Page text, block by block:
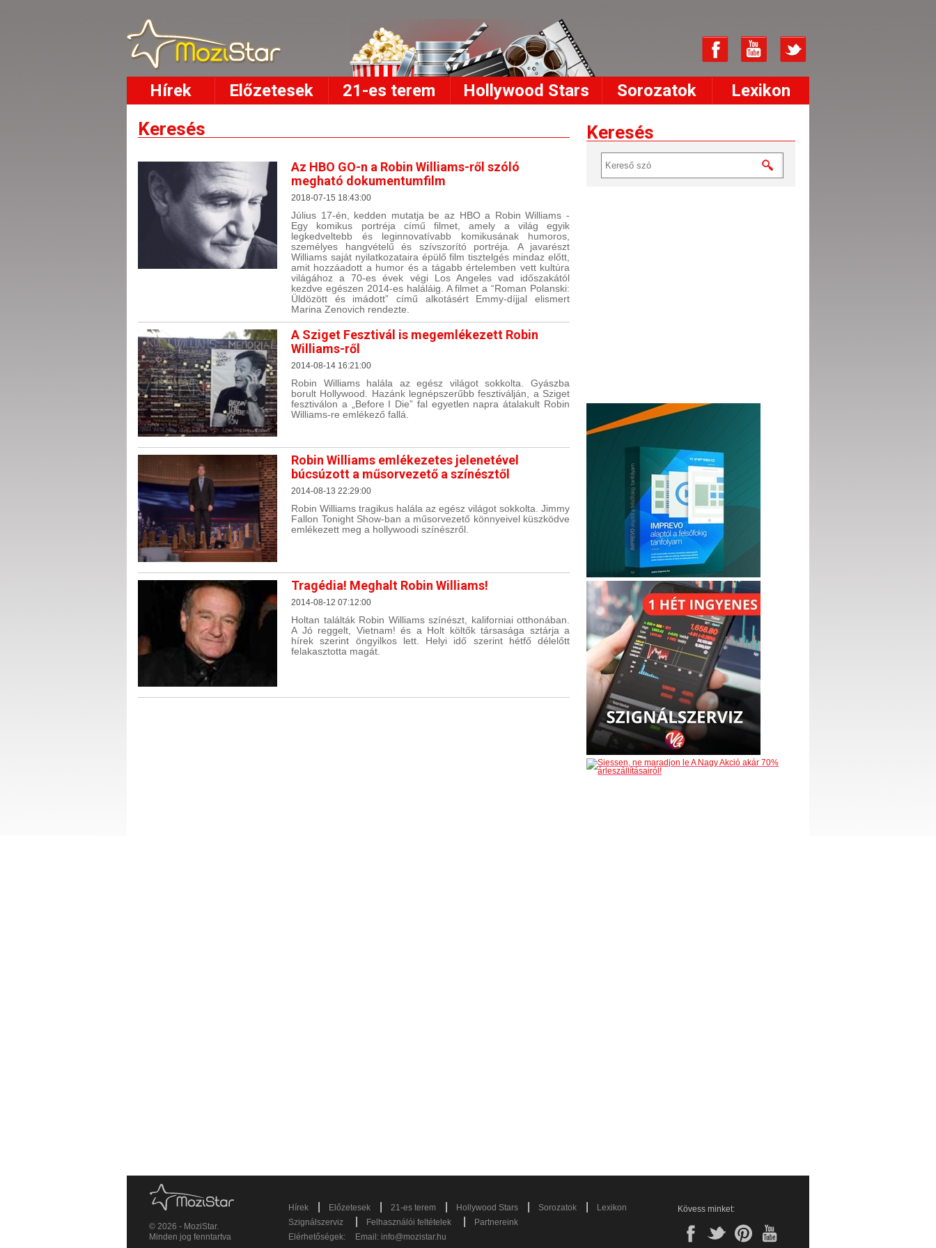
Hírek Előzetesek 21-es terem Hollywood Stars Sorozatok Lexikon
Keresés
Az HBO GO-n a Robin Williams-ről szóló
megható dokumentumfilm
2018-07-15 18:43:00
Július 17-én, kedden mutatja be az HBO a Robin Williams -
Egy komikus portréja című filmet, amely a világ egyik
legkedveltebb és leginnovatívabb komikusának humoros,
személyes hangvételű és szívszorító portréja. A javarészt
Williams saját nyilatkozataira épülő film tisztelgés mindaz előtt,
amit hozzáadott a humor és a tágabb értelemben vett kultúra
világához a 70-es évek végi Los Angeles vad időszakától
kezdve egészen 2014-es haláláig. A filmet a “Roman Polanski:
Üldözött és imádott” című alkotásért Emmy-díjjal elismert
Marina Zenovich rendezte.
A Sziget Fesztivál is megemlékezett Robin
Williams-ről
2014-08-14 16:21:00
Robin Williams halála az egész világot sokkolta. Gyászba
borult Hollywood. Hazánk legnépszerűbb fesztiválján, a Sziget
fesztiválon a „Before I Die” fal egyetlen napra átalakult Robin
Williams-re emlékező fallá.
Robin Williams emlékezetes jelenetével
búcsúzott a műsorvezető a színésztől
2014-08-13 22:29:00
Robin Williams tragikus halála az egész világot sokkolta. Jimmy
Fallon Tonight Show-ban a műsorvezető könnyeivel küszködve
emlékezett meg a hollywoodi színészről.
Tragédia! Meghalt Robin Williams!
2014-08-12 07:12:00
Holtan találták Robin Williams színészt, kaliforniai otthonában.
A Jó reggelt, Vietnam! és a Holt költők társasága sztárja a
hírek szerint öngyilkos lett. Helyi idő szerint hétfő délelőtt
felakasztotta magát.
Keresés
© 2026 - MoziStar.
Minden jog fenntartva
Hírek Előzetesek 21-es terem Hollywood Stars Sorozatok
Lexikon
Szignálszerviz
Felhasználói feltételek
Partnereink
Elérhetőségek:
Email: info@mozistar.hu
Kövess minket: